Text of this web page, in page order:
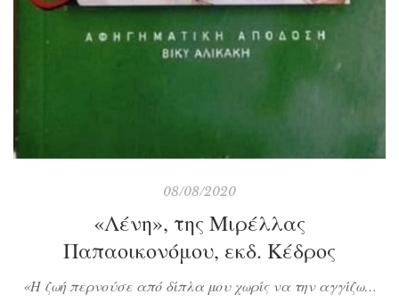
08/08/2020
«Λένη», της Μιρέλλας
Παπαοικονόμου, εκδ. Κέδρος
«Η ζωή περνούσε από δίπλα μου χωρίς να την αγγίζω…